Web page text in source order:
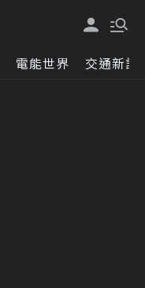
電能世界 交通新訊